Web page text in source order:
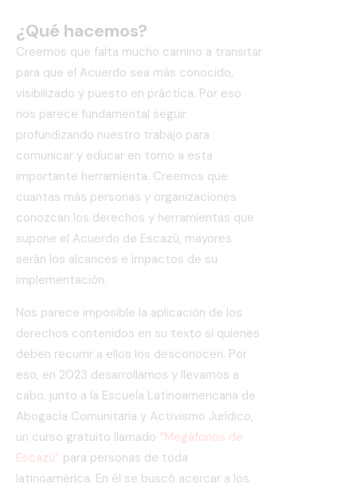
¿Qué hacemos?
Creemos que falta mucho camino a transitar
para que el Acuerdo sea más conocido,
visibilizado y puesto en práctica. Por eso
nos parece fundamental seguir
profundizando nuestro trabajo para
comunicar y educar en torno a esta
importante herramienta. Creemos que
cuantas más personas y organizaciones
conozcan los derechos y herramientas que
supone el Acuerdo de Escazú, mayores
serán los alcances e impactos de su
implementación.
Nos parece imposible la aplicación de los
derechos contenidos en su texto si quienes
deben recurrir a ellos los desconocen. Por
eso, en 2023 desarrollamos y llevamos a
cabo, junto a la Escuela Latinoamericana de
Abogacía Comunitaria y Activismo Jurídico,
un curso gratuito llamado “Megáfonos de
Escazú” para personas de toda
latinoamérica. En él se buscó acercar a los